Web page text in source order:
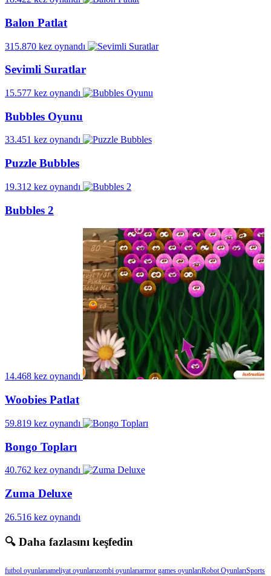
Balon Patlat
315.870 kez oynandı
Sevimli Suratlar
15.577 kez oynandı
Bubbles Oyunu
33.451 kez oynandı
Puzzle Bubbles
19.312 kez oynandı
Bubbles 2
14.468 kez oynandı
Woobies Patlat
59.819 kez oynandı
Bongo Topları
40.762 kez oynandı
Zuma Deluxe
26.516 kez oynandı
🔍 Daha fazlasını keşfedin
futbol oyunlarıameliyat oyunlarızombi oyunlarıarmor games oyunlarıRobot OyunlarıSports